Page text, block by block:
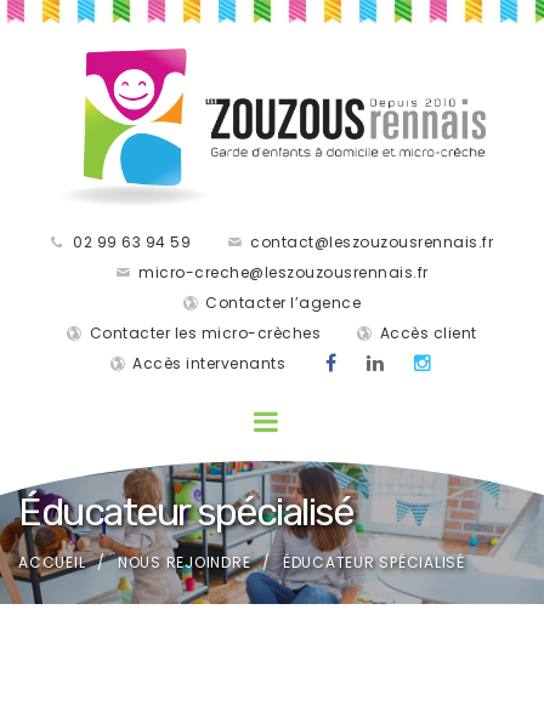
02 99 63 94 59
contact@leszouzousrennais.fr
micro-creche@leszouzousrennais.fr
Contacter l’agence
Contacter les micro-crèches
Accès client
Accès intervenants
Éducateur spécialisé
ACCUEIL NOUS REJOINDRE ÉDUCATEUR SPÉCIALISÉ